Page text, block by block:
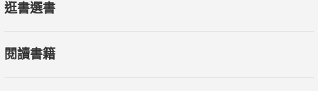
逛書選書
閱讀書籍